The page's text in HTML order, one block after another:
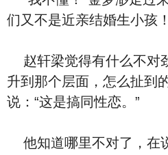
们又不是近亲结婚生小孩
赵轩梁觉得有什么不对
升到那个层面，怎么扯到
说：“这是搞同性恋。”
他知道哪里不对了，在